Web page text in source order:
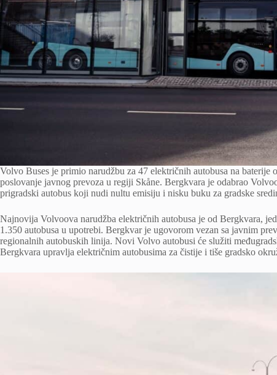
Volvo Buses je primio narudžbu za 47 električnih autobusa na baterije
poslovanje javnog prevoza u regiji Skåne. Bergkvara je odabrao
prigradski autobus koji nudi nultu emisiju i nisku buku za gradske
Najnovija Volvoova narudžba električnih autobusa je od Bergkvara,
1.350 autobusa u upotrebi. Bergkvar je ugovorom vezan sa javnim
regionalnih autobuskih linija. Novi Volvo autobusi će služiti
Bergkvara upravlja električnim autobusima za čistije i tiše gradsko